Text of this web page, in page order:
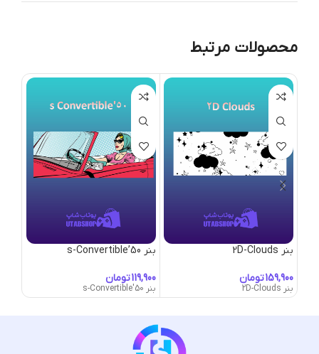
محصولات مرتبط
بنر 2D-Clouds
تومان
بنر 2D-Clouds
بنر 50’s-Convertible
تومان
بنر 50's-Convertible